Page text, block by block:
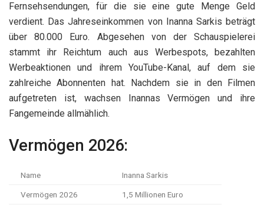
Fernsehsendungen, für die sie eine gute Menge Geld
verdient. Das Jahreseinkommen von Inanna Sarkis beträgt
über 80.000 Euro. Abgesehen von der Schauspielerei
stammt ihr Reichtum auch aus Werbespots, bezahlten
Werbeaktionen und ihrem YouTube-Kanal, auf dem sie
zahlreiche Abonnenten hat. Nachdem sie in den Filmen
aufgetreten ist, wachsen Inannas Vermögen und ihre
Fangemeinde allmählich.
Vermögen 2026:
Name Inanna Sarkis
Vermögen 2026 1,5 Millionen Euro